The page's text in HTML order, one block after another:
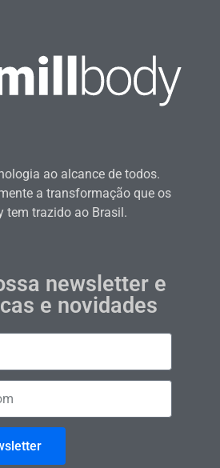
ao alcance de todos.
a transformação que os
tem trazido ao Brasil.
newsletter e
e novidades